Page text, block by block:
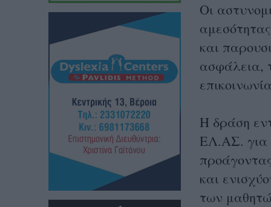
Οι
και
ασφάλεια,
Η δράση
ΕΛ.ΑΣ. για
και
των